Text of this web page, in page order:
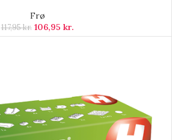
Frø
117,95kr. 106,95 kr.